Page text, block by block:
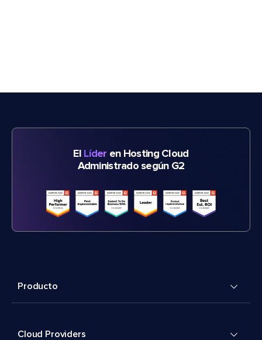
El Líder en Hosting Cloud
Administrado según G2
Producto
Cloud Providers